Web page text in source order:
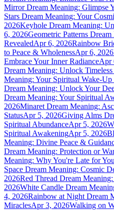
Mirror Dream Meaning: Glimpse
Stars Dream Meaning: Your
2026Keyhole Dream Meaning:
6, 2026Geometric Patterns
RevealedApr 6, 2026Rainbow
to Peace & WholenessApr 6, 2026
Embrace Your Inner RadianceApr
Dream Meaning: Unlock Timeless
Meaning: Your Spiritual Wake-Up
Dream Meaning: Unlock Your
Dream Meaning: Your Spiritual
2026Minaret Dream Meaning:
StatusApr 5, 2026Giving Alms
Spiritual AbundanceApr 5, 2026
Spiritual AwakeningApr 5, 2026
Meaning: Divine Peace &
Dream Meaning: Protection or
Meaning: Why You're Late for
Space Dream Meaning: Cosmic
2026Red Thread Dream
2026White Candle Dream
4, 2026Rainbow at Night Dream
MiraclesApr 3, 2026Walking on